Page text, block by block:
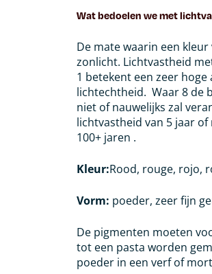
Wat bedoelen we met
De mate waarin een
zonlicht. Lichtvastheid
1 betekent een zeer
lichtechtheid. Waar 8 de
niet of nauwelijks zal
lichtvastheid van 5 jaar
100+ jaren .
Kleur:Rood, rouge, rojo,
Vorm: poeder, zeer fijn
De pigmenten moeten
tot een pasta worden
poeder in een verf of